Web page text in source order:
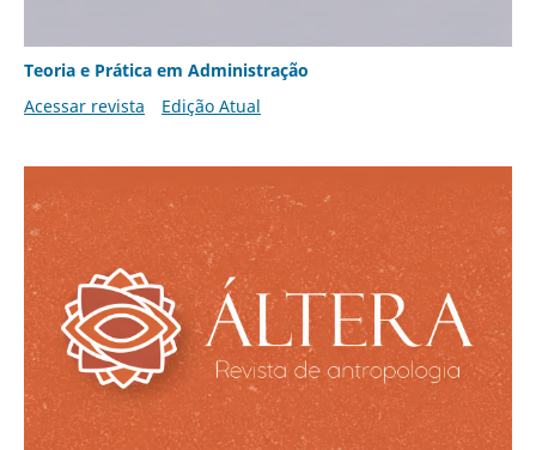
Teoria e Prática em Administração
Acessar revista
Edição Atual